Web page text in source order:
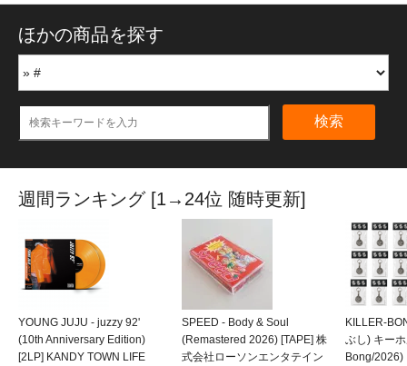
ほかの商品を探す
検索
週間ランキング [1→24位 随時更新]
YOUNG JUJU - juzzy 92'
(10th Anniversary Edition)
[2LP] KANDY TOWN LIFE
SPEED - Body & Soul
(Remastered 2026) [TAPE] 株
式会社ローソンエンタテイン
KILLER-
ぶし) キー
Bong/2026)